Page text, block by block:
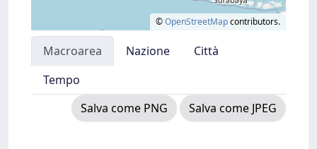
©OpenStreetMapcontributors.
Macroarea Nazione
Città
Tempo
Salva come PNG
Salva come JPEG